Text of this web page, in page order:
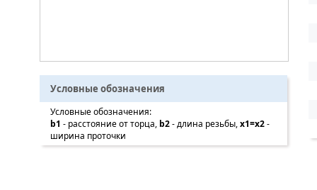
Условные обозначения
Условные обозначения:
b1 - расстояние от торца, b2- длина резьбы,x1=x2-
ширина проточки